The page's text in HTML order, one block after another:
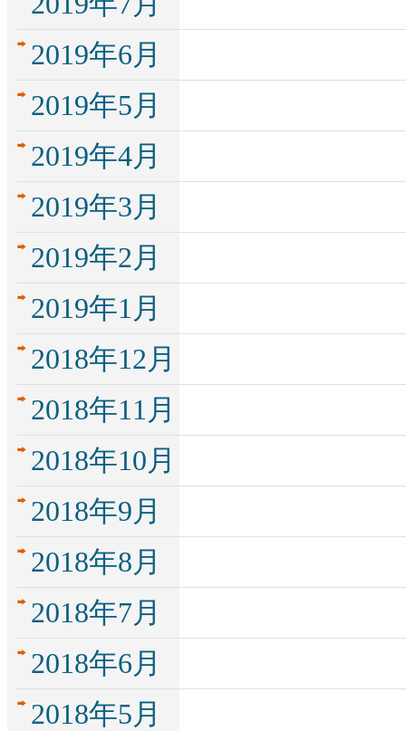
2019年6月
2019年5月
2019年4月
2019年3月
2019年2月
2019年1月
2018年12月
2018年11月
2018年10月
2018年9月
2018年8月
2018年7月
2018年6月
2018年5月